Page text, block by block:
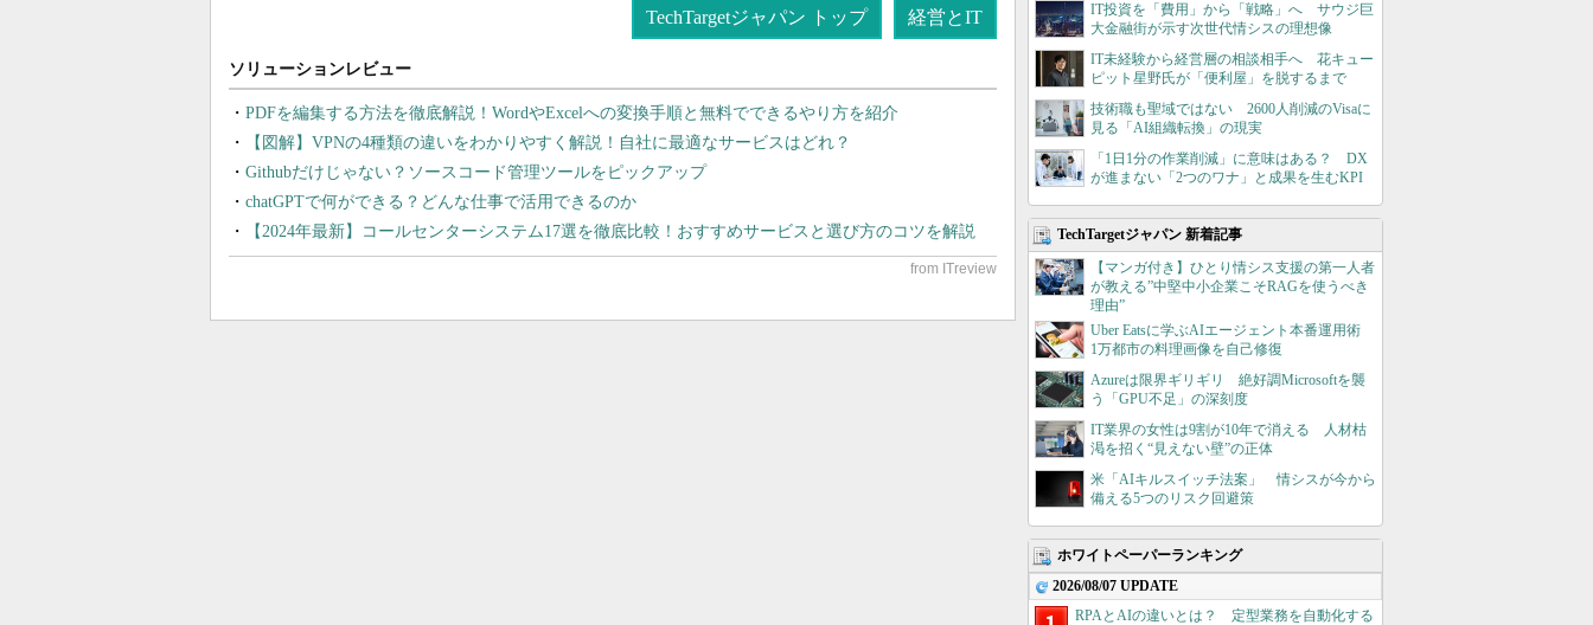
TechTargetジャパン トップ 経営とIT
PDFを編集する方法を徹底解説！WordやExcelへの変換手順と無料でできるやり方を紹介
【図解】VPNの4種類の違いをわかりやすく解説！自社に最適なサービスはどれ？
Githubだけじゃない？ソースコード管理ツールをピックアップ
chatGPTで何ができる？どんな仕事で活用できるのか
【2024年最新】コールセンターシステム17選を徹底比較！おすすめサービスと選び方のコツを解説
IT投資を「費用」から「戦略」へ サウジ巨
大金融街が示す次世代情シスの理想像
IT未経験から経営層の相談相手へ 花キュー
ピット星野氏が「便利屋」を脱するまで
技術職も聖域ではない 2600人削減のVisaに
見る「AI組織転換」の現実
「1日1分の作業削減」に意味はある？ DX
が進まない「2つのワナ」と成果を生むKPI
TechTargetジャパン 新着記事
【マンガ付き】ひとり情シス支援の第一人者
が教える”中堅中小企業こそRAGを使うべき
理由”
Uber Eatsに学ぶAIエージェント本番運用術
1万都市の料理画像を自己修復
Azureは限界ギリギリ 絶好調Microsoftを襲
う「GPU不足」の深刻度
IT業界の女性は9割が10年で消える 人材枯
渇を招く“見えない壁”の正体
米「AIキルスイッチ法案」 情シスが今から
備える5つのリスク回避策
ホワイトペーパーランキング
2026/08/07 UPDATE
RPAとAIの違いとは？ 定型業務を自動化する